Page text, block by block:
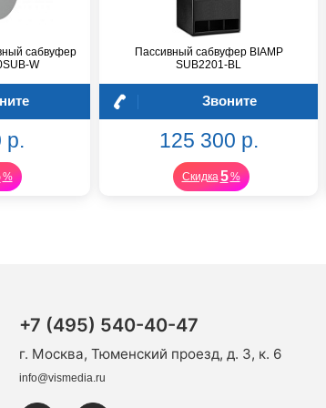
сабвуфер
W
р.
%
Пассивный сабвуфер BIAMP
SUB2201-BL
Звоните
125 300 р.
Скидка 5%
+7 (495) 540-40-47
г. Москва, Тюменский проезд, д. 3, к. 6
info@vismedia.ru